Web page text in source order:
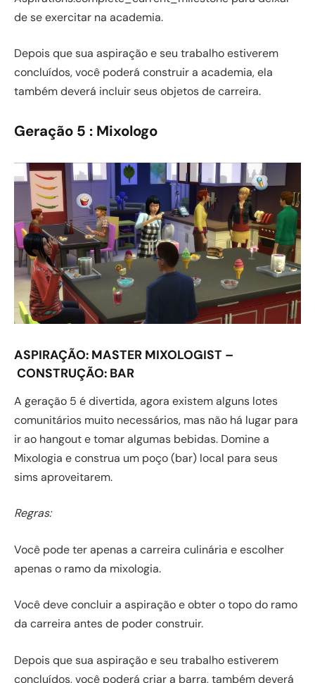
de se exercitar na academia.
Depois que sua aspiração e seu trabalho estiverem
concluídos, você poderá construir a academia, ela
também deverá incluir seus objetos de carreira.
Geração 5 : Mixologo
ASPIRAÇÃO: MASTER MIXOLOGIST –
CONSTRUÇÃO: BAR
A geração 5 é divertida, agora existem alguns lotes
comunitários muito necessários, mas não há lugar para
ir ao hangout e tomar algumas bebidas. Domine a
Mixologia e construa um poço (bar) local para seus
sims aproveitarem.
Regras:
Você pode ter apenas a carreira culinária e escolher
apenas o ramo da mixologia.
Você deve concluir a aspiração e obter o topo do ramo
da carreira antes de poder construir.
Depois que sua aspiração e seu trabalho estiverem
concluídos, você poderá criar a barra, também deverá